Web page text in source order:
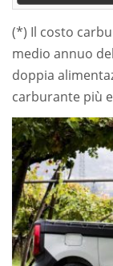
(*) Il costo
medio annuo
doppia
carburante più